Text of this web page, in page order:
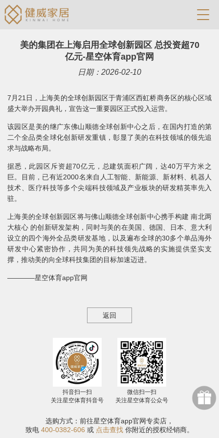
美的集团在上海启用全球创新园区 总投资超70
亿元-星空体育app官网
日期：2026-02-10
7月21日，上海美的全球创新园区于青浦区西虹桥商务区的核心区域
盛大举办开园典礼，宣告这一重要园区正式投入运营。
该园区是美的继广东佛山顺德全球创新中心之后，在国内打造的第
二个全品类全球化创新研发重镇，彰显了美的在科技领域的领先追
求与战略布局。
据悉，此园区斥资超70亿元，总建筑面积广阔，达40万平方米之
巨。目前，已有近2000名来自人工智能、新能源、新材料、机器人
技术、医疗科技等多个尖端科技领域及产业板块的研发精英率先入
驻。
上海美的全球创新园区将与佛山顺德全球创新中心携手构建 南北两
大核心 的创新研发架构，同时与美的在美国、德国、日本、意大利
设立的四个海外全品类研发基地，以及遍布全球的30多个单品海外
研发中心紧密协作，共同为美的科技领先战略的实施提供坚实支
撑，推动美的向全球科技集团的目标加速迈进。
————星空体育app官网
返回
抖音扫一扫
关注星空体育抖音号
微信扫一扫
关注星空体育公众号
选购方式：前往星空体育app官网专卖店，
致电 400-0382-606 或 点击查找 你附近的授权经销商。